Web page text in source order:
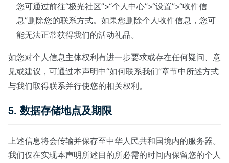
您可通过前往“极光社区”>“个人中心”>“设置”>“收件信
息”删除您的联系方式。如果您删除个人收件信息，您可
能无法正常获得我们的活动礼品。
如您对个人信息主体权利有进一步要求或存在任何疑问、意
见或建议，可通过本声明中“如何联系我们”章节中所述方式
与我们取得联系并行使您的相关权利。
5. 数据存储地点及期限
上述信息将会传输并保存至中华人民共和国境内的服务器。
我们仅在实现本声明所述目的所必需的时间内保留您的个人